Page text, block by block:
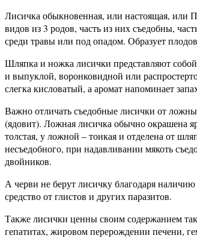
Лисичка обыкновенная, или настоящая, или
видов из 3 родов, часть из них съедобны,
среди травы или под опадом. Образует
Шляпка и ножка лисички представляют
и выпуклой, воронковидной или
слегка кисловатый, а аромат напоминает
Важно отличать съедобные лисички от
(ядовит). Ложная лисичка обычно окрашена
толстая, у ложной – тонкая и отделена от
несъедобного, при надавливании мякоть
двойников.
А черви не берут лисичку благодаря
средство от глистов и других паразитов.
Также лисички ценны своим содержанием
гепатитах, жировом перерождении печени,